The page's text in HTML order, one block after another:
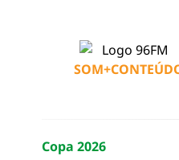
Copa 2026